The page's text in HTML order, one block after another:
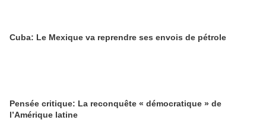
Cuba: Le Mexique va reprendre ses envois de pétrole
Pensée critique: La reconquête « démocratique » de
l’Amérique latine